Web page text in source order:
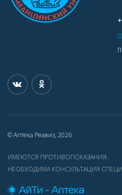
© Аптека Реавиз, 2026
ИМЕЮТСЯ ПРОТИВОПОКАЗАНИЯ.
НЕОБХОДИМА КОНСУЛЬТАЦИЯ